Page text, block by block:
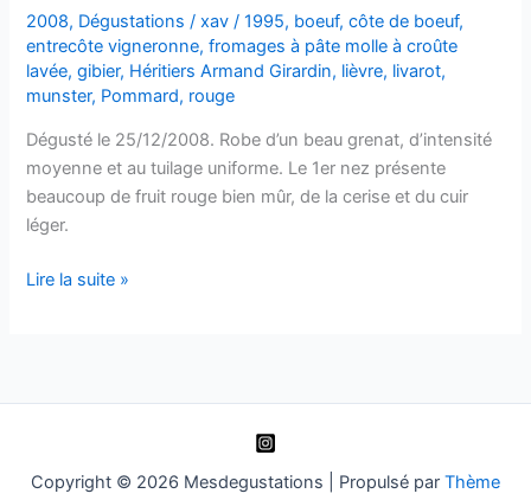
Leroyer-
Girardin
–
1998
2008, Dégustations /xav/1995, boeuf,côte de boeuf,
entrecôte vigneronne,fromages à pâte molle à croûte
lavée,gibier, Héritiers Armand Girardin, lièvre, livarot,
munster, Pommard, rouge
Dégusté le 25/12/2008. Robe d’un beau grenat, d’intensité
moyenne et au tuilage uniforme. Le 1er nez présente
beaucoup de fruit rouge bien mûr, de la cerise et du cuir
léger.
Pommard
Lire la suite »
Copyright © 2026 Mesdegustations | Propulsé par Thème